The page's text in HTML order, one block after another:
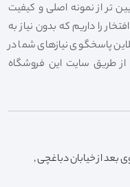
تر از نمونه اصلی و کیفیت
را داریم که بدون نیاز به
پاسخگوی نیازهای شما در
طریق سایت این فروشگاه
از خیابان دباغچی ,